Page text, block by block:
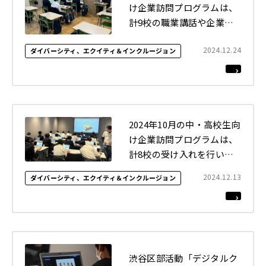
ダイバーシティ、エクイティ＆インクルージョン 2024.12.24
け企業訪問プログラムは、
計9校の職業講話や企業訪
ダイバーシティ、エクイティ＆インクルージョン 2024.12.13
2024年10月の中・高校生向
け企業訪問プログラムは、
計8校の受け入れを行いま
した
渋谷区部活動「デジタルク